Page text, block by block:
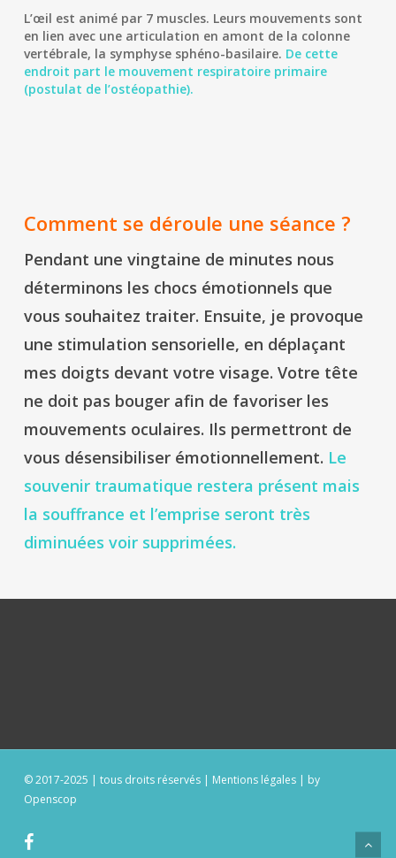
L’œil est animé par 7 muscles. Leurs mouvements sont
en lien avec une articulation en amont de la colonne
vertébrale, la symphyse sphéno-basilaire. De cette
endroit part le mouvement respiratoire primaire
(postulat de l’ostéopathie).
Comment se déroule une séance ?
Pendant une vingtaine de minutes nous
déterminons les chocs émotionnels que
vous souhaitez traiter. Ensuite, je provoque
une stimulation sensorielle, en déplaçant
mes doigts devant votre visage. Votre tête
ne doit pas bouger afin de favoriser les
mouvements oculaires. Ils permettront de
vous désensibiliser émotionnellement. Le
souvenir traumatique restera présent mais
la souffrance et l’emprise seront très
diminuées voir supprimées.
© 2017-2025 | tous droits réservés | Mentions légales| by
Openscop
facebook